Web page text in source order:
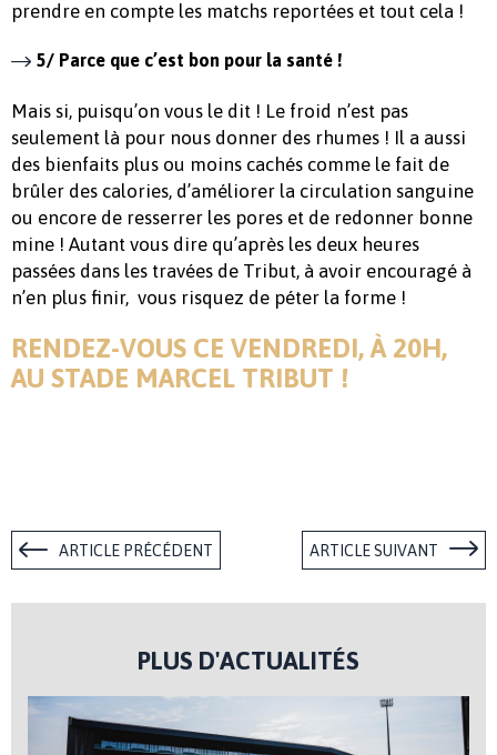
prendre en compte les matchs reportées et tout cela !
5/ Parce que c’est bon pour la santé !
Mais si, puisqu’on vous le dit ! Le froid n’est pas
seulement là pour nous donner des rhumes ! Il a aussi
des bienfaits plus ou moins cachés comme le fait de
brûler des calories, d’améliorer la circulation sanguine
ou encore de resserrer les pores et de redonner bonne
mine ! Autant vous dire qu’après les deux heures
passées dans les travées de Tribut, à avoir encouragé à
n’en plus finir, vous risquez de péter la forme !
RENDEZ-VOUS CE VENDREDI, À 20H,
AU STADE MARCEL TRIBUT !
ARTICLE PRÉCÉDENT ARTICLE SUIVANT
PLUS D'ACTUALITÉS